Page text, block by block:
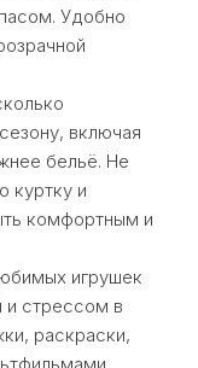
Удобно
включая
бельё. Не
куртку и
комфортным и
игрушек
и стрессом в
раскраски,